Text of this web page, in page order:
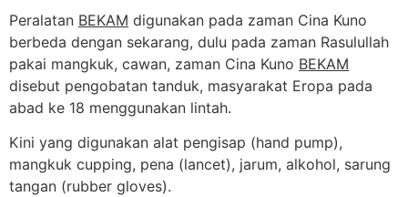
Peralatan BEKAM digunakan pada zaman Cina Kuno
berbeda dengan sekarang, dulu pada zaman Rasulullah
pakai mangkuk, cawan, zaman Cina Kuno BEKAM
disebut pengobatan tanduk, masyarakat Eropa pada
abad ke 18 menggunakan lintah.
Kini yang digunakan alat pengisap (hand pump),
mangkuk cupping, pena (lancet), jarum, alkohol, sarung
tangan (rubber gloves).